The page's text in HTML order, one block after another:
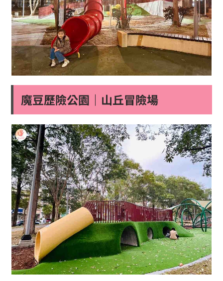
魔豆歷險公園｜山丘冒險場